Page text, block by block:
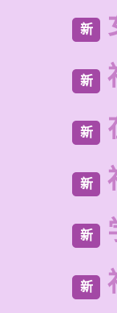
新
新
新
新
新
新